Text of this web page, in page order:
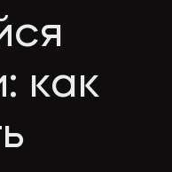
как